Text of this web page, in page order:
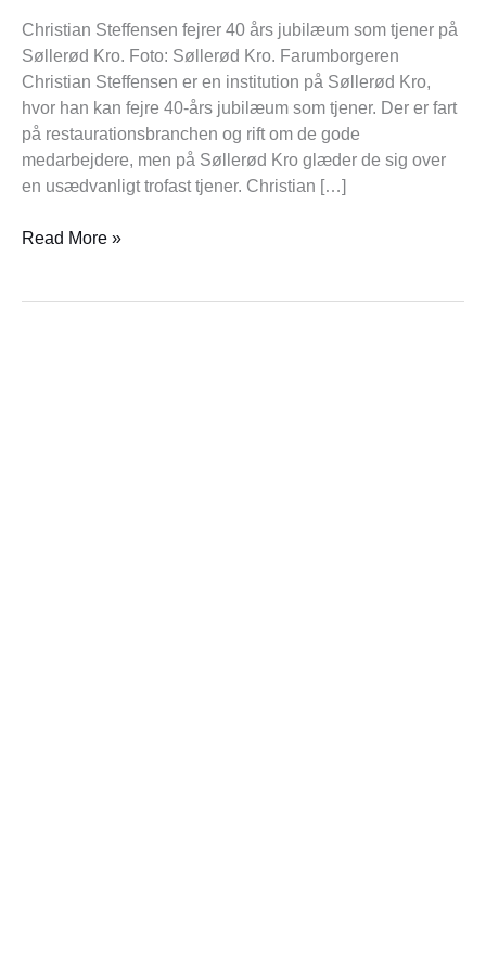
Christian Steffensen fejrer 40 års jubilæum som tjener på
Søllerød Kro. Foto: Søllerød Kro. Farumborgeren
Christian Steffensen er en institution på Søllerød Kro,
hvor han kan fejre 40-års jubilæum som tjener. Der er fart
på restaurationsbranchen og rift om de gode
medarbejdere, men på Søllerød Kro glæder de sig over
en usædvanligt trofast tjener. Christian […]
Read More »